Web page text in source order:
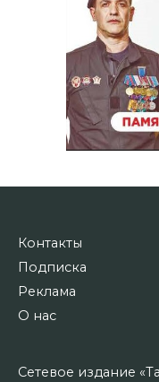
Контакты
Подписка
Реклама
О нас
Сетевое издание